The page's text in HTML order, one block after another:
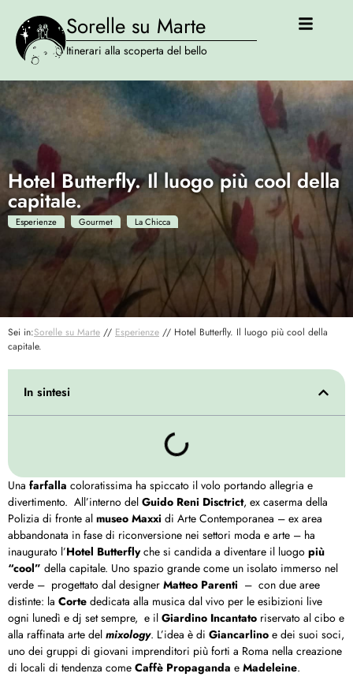
Sorelle su Marte
Itinerari alla scoperta del bello
Hotel Butterfly. Il luogo più cool della
capitale.
Esperienze Gourmet La Chicca
Sei in:Sorelle su Marte // Esperienze // Hotel Butterfly. Il luogo più cool della
capitale.
Una farfalla coloratissima ha spiccato il volo portando allegria e
divertimento. All’interno del Guido Reni Disctrict, ex caserma della
Polizia di fronte al museo Maxxi di Arte Contemporanea – ex area
abbandonata in fase di riconversione nei settori moda e arte – ha
inaugurato l’Hotel Butterflyche si candida a diventare il luogo più
“cool” della capitale. Uno spazio grande come un isolato immerso nel
verde – progettato dal designer Matteo Parenti – con due aree
distinte: la Corte dedicata alla musica dal vivo per le esibizioni live
ogni lunedì e dj set sempre, e il Giardino Incantato riservato al cibo e
alla raffinata arte del mixology. L’idea è di Giancarlino e dei suoi soci,
uno dei gruppi di giovani imprenditori più forti a Roma nella creazione
di locali di tendenza come Caffè Propaganda e Madeleine.
In sintesi